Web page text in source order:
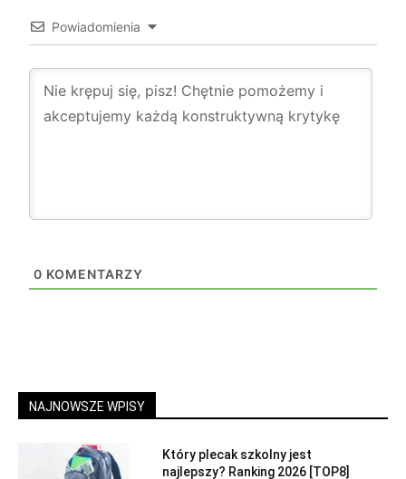
Powiadomienia
0 KOMENTARZY
NAJNOWSZE WPISY
Który plecak szkolny jest
najlepszy? Ranking 2026 [TOP8]